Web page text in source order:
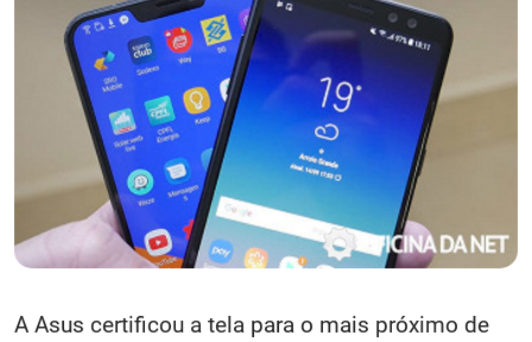
A Asus certificou a tela para o mais próximo de